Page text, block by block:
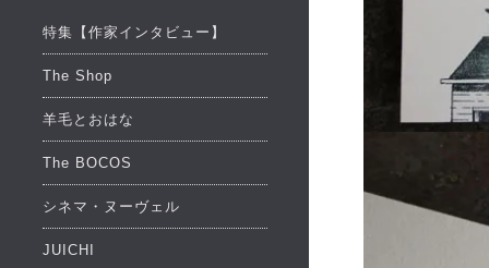
特集【作家インタビュー】
The Shop
羊毛とおはな
The BOCOS
シネマ・ヌーヴェル
JUICHI